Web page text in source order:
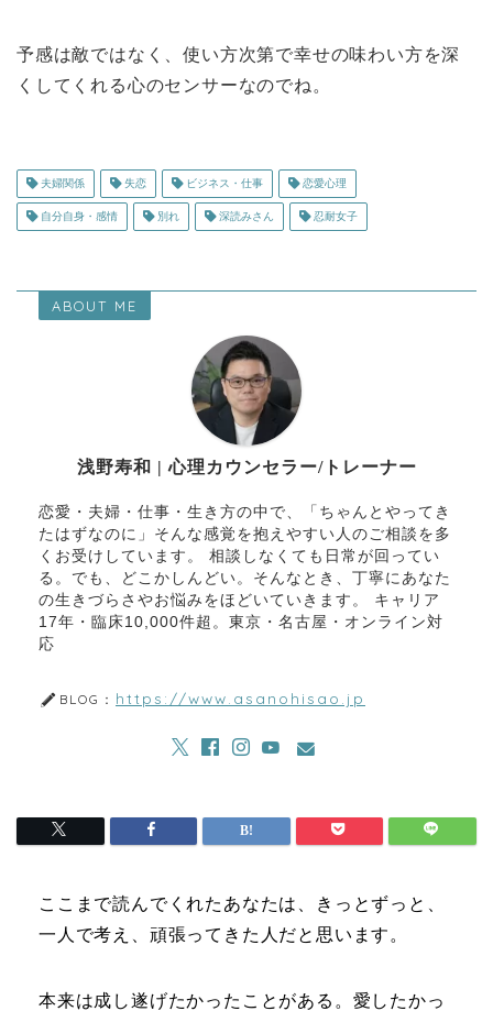
予感は敵ではなく、使い方次第で幸せの味わい方を深
くしてくれる心のセンサーなのでね。
夫婦関係 失恋 ビジネス・仕事 恋愛心理
自分自身・感情 別れ 深読みさん 忍耐女子
ABOUT ME
浅野寿和 | 心理カウンセラー/トレーナー
恋愛・夫婦・仕事・生き方の中で、「ちゃんとやってき
たはずなのに」そんな感覚を抱えやすい人のご相談を多
くお受けしています。 相談しなくても日常が回ってい
る。でも、どこかしんどい。そんなとき、丁寧にあなた
の生きづらさやお悩みをほどいていきます。 キャリア
17年・臨床10,000件超。東京・名古屋・オンライン対
応
BLOG： https://www.asanohisao.jp
ここまで読んでくれたあなたは、きっとずっと、
一人で考え、頑張ってきた人だと思います。
本来は成し遂げたかったことがある。愛したかっ